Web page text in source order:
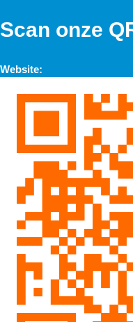
Scan onze
Website: